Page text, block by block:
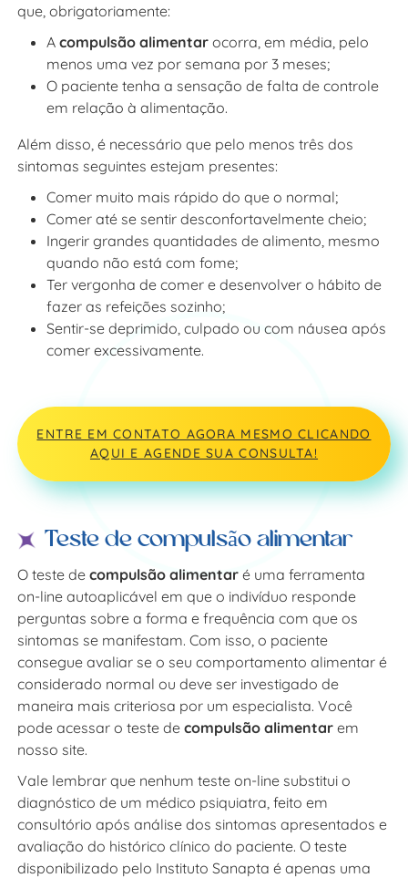
que, obrigatoriamente:
Acompulsão alimentarocorra, em média, pelo
menos uma vez por semana por 3 meses;
O paciente tenha a sensação de falta de controle
em relação à alimentação.
Além disso, é necessário que pelo menos três dos
sintomas seguintes estejam presentes:
Comer muito mais rápido do que o normal;
Comer até se sentir desconfortavelmente cheio;
Ingerir grandes quantidades de alimento, mesmo
quando não está com fome;
Ter vergonha de comer e desenvolver o hábito de
fazer as refeições sozinho;
Sentir-se deprimido, culpado ou com náusea após
comer excessivamente.
ENTRE EM CONTATO AGORA MESMO CLICANDO
AQUI E AGENDE SUA CONSULTA!
Teste de compulsão alimentar
O teste decompulsão alimentaré uma ferramenta
on-line autoaplicável em que o indivíduo responde
perguntas sobre a forma e frequência com que os
sintomas se manifestam. Com isso, o paciente
consegue avaliar se o seu comportamento alimentar é
considerado normal ou deve ser investigado de
maneira mais criteriosa por um especialista. Você
pode acessar o teste decompulsão alimentarem
nosso site.
Vale lembrar que nenhum teste on-line substitui o
diagnóstico de um médico psiquiatra, feito em
consultório após análise dos sintomas apresentados e
avaliação do histórico clínico do paciente. O teste
disponibilizado pelo Instituto Sanapta é apenas uma